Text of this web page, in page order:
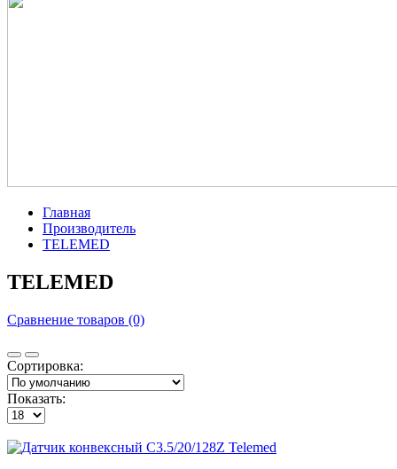
Главная
Производитель
TELEMED
TELEMED
Сравнение товаров (0)
Сортировка:
Показать: